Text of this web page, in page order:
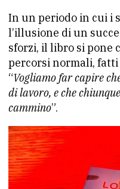
In un periodo in cui i
l’illusione di un
sforzi, il libro si pone
percorsi normali, fatti
“Vogliamo far capire
di lavoro, e che
cammino”.